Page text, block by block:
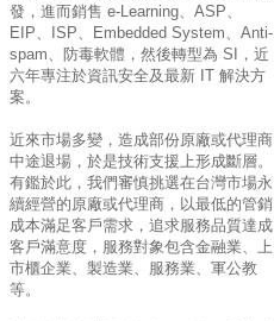
發，進而銷售 e-Learning、ASP、
EIP、ISP、Embedded System、Anti-
spam、防毒軟體，然後轉型為 SI，近
六年專注於資訊安全及最新 IT 解決方
案。
近來市場多變，造成部份原廠或代理商
中途退場，於是技術支援上形成斷層。
有鑑於此，我們審慎挑選在台灣市場永
續經營的原廠或代理商，以最低的管銷
成本滿足客戶需求，追求服務品質達成
客戶滿意度，服務對象包含金融業、上
市櫃企業、製造業、服務業、軍公教
等。